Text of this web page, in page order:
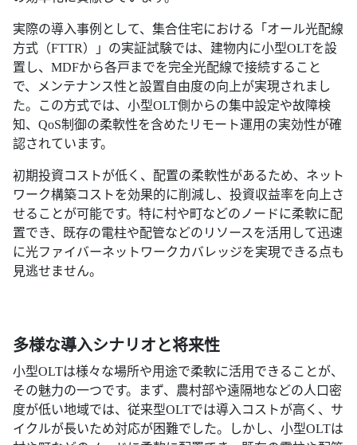
実際の導入事例として、集合住宅における「オール光配線
方式（FTTR）」の実証試験では、建物内に小型OLTを設
置し、MDFから各戸までを完全光配線で接続すること
で、メンテナンス性と設置自由度の向上が実現されまし
た。この方式では、小型OLT側からの集中設定や故障検
知、QoS制御の柔軟性を含めたリモート運用の実効性が確
認されています。
初期投資コストが低く、配置の柔軟性があるため、ネット
ワーク構築コストを効果的に削減し、投資収益率を向上さ
せることが可能です。特に村や町などのノードに柔軟に配
置でき、既存の電柱や配管などのリソースを活用して迅速
に光ファイバーネットワークカバレッジを実現できる点も
見逃せません。
多様な導入シナリオと将来性
小型OLTは様々な場所や用途で柔軟に活用できることが、
その魅力の一つです。まず、農村部や遠隔地などの人口密
度が低い地域では、従来型OLTでは導入コストが高く、サ
イクルが長いため対応が困難でした。しかし、小型OLTは